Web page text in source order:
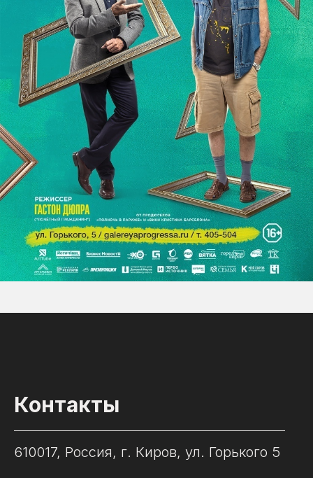
Контакты
610017, Россия, г. Киров, ул. Горького 5